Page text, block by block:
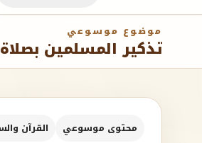
موضوع موسوعي
تذكير المسلمين بصلاة
محتوى موسوعي القرآن